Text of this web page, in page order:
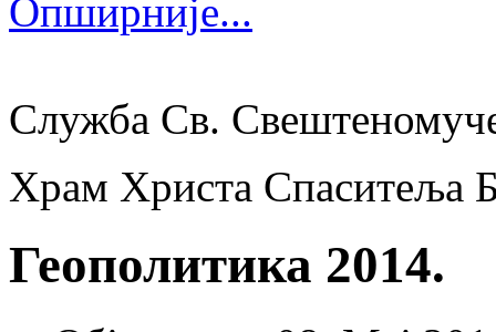
Опширније...
Служба Св.
Храм Христа Спаситеља
Геополитика 2014.